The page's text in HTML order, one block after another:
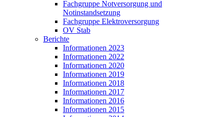
Fachgruppe Notversorgung und
Notinstandsetzung
Fachgruppe Elektroversorgung
OV Stab
Berichte
Informationen 2023
Informationen 2022
Informationen 2020
Informationen 2019
Informationen 2018
Informationen 2017
Informationen 2016
Informationen 2015